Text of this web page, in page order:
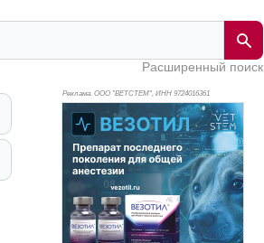
Расширенный поиск
Реклама. ООО "ВЕТСТЕМ", ИНН 9724016361